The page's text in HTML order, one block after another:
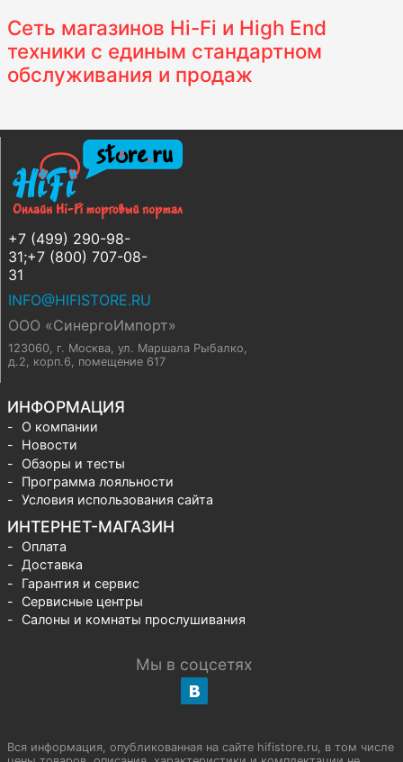
Сеть магазинов Hi-Fi и High End
техники с единым стандартном
обслуживания и продаж
+7 (499) 290-98-
31;+7 (800) 707-08-
31
INFO@HIFISTORE.RU
ООО «СинергоИмпорт»
123060, г. Москва ул. Маршала Рыбалко,
д.2, корп.6, помещение 617
ИНФОРМАЦИЯ
О компании
Новости
Обзоры и тесты
Программа лояльности
Условия использования сайта
ИНТЕРНЕТ-МАГАЗИН
Оплата
Доставка
Гарантия и сервис
Сервисные центры
Салоны и комнаты прослушивания
Мы в соцсетях
Вся информация, опубликованная на сайте hifistore.ru, в том числе